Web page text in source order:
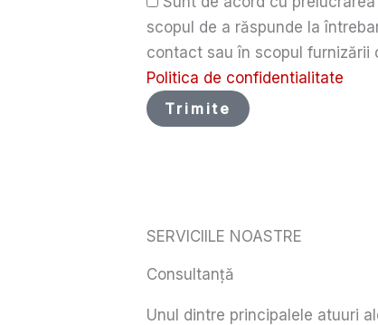
scopul de a răspunde la
contact sau în scopul
Politica de confidentialitate
Trimite
SERVICIILE NOASTRE
Consultanță
Unul dintre principalele atuuri